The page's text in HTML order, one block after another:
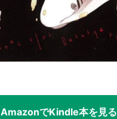
AmazonでKindle本を見る